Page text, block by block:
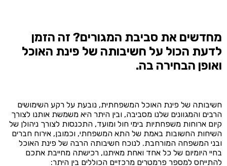
מחדשים את סביבת המגורים? זה הזמן
לדעת הכול על חשיבותה של פינת האוכל
ואופן הבחירה בה.
חשיבותה של פינת האוכל המשפחתית, נובעת על רקע השימושים
הרבים והמגוונים שלנו מסביבה, ובין היתר היא משמשת אותנו לצורך
קיום ארוחות משפחתיות בימי חול ומועד, התכנסות לצורך ניהולן של
השיחות החשובות באמת של התא המשפחתי, וכמובן, אירוח חברים
ובני המשפחה המורחבת. לנוכח חשיבותה הרבה של פינת האוכל
בחיי היומיום של כל אחד ואחת מאיתנו, רכישתה מחייבת אתכם
להתייחס למספר פרמטרים מרכזיים הכוללים בין היתר: